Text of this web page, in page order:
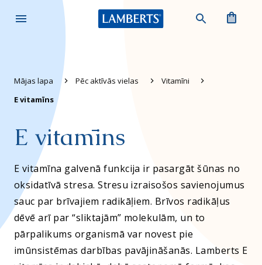
Meklēšana
Mājas lapa Pēc aktīvās vielas
Vitamīni
E vitamīns
E vitamīns
E vitamīna galvenā funkcija ir pasargāt šūnas no
oksidatīvā stresa. Stresu izraisošos savienojumus
sauc par brīvajiem radikāļiem. Brīvos radikāļus
dēvē arī par “sliktajām” molekulām, un to
pārpalikums organismā var novest pie
imūnsistēmas darbības pavājināšanās. Lamberts E